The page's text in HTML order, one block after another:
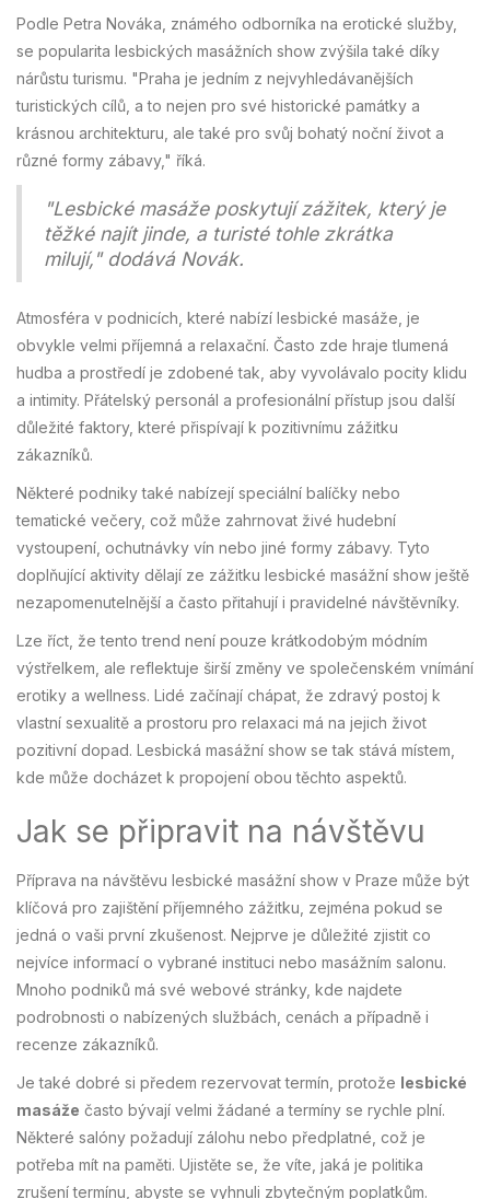
Podle Petra Nováka, známého odborníka na erotické služby,
se popularita lesbických masážních show zvýšila také díky
nárůstu turismu. "Praha je jedním z nejvyhledávanějších
turistických cílů, a to nejen pro své historické památky a
krásnou architekturu, ale také pro svůj bohatý noční život a
různé formy zábavy," říká.
"Lesbické masáže poskytují zážitek, který je
těžké najít jinde, a turisté tohle zkrátka
milují," dodává Novák.
Atmosféra v podnicích, které nabízí lesbické masáže, je
obvykle velmi příjemná a relaxační. Často zde hraje tlumená
hudba a prostředí je zdobené tak, aby vyvolávalo pocity klidu
a intimity. Přátelský personál a profesionální přístup jsou další
důležité faktory, které přispívají k pozitivnímu zážitku
zákazníků.
Některé podniky také nabízejí speciální balíčky nebo
tematické večery, což může zahrnovat živé hudební
vystoupení, ochutnávky vín nebo jiné formy zábavy. Tyto
doplňující aktivity dělají ze zážitku lesbické masážní show ještě
nezapomenutelnější a často přitahují i pravidelné návštěvníky.
Lze říct, že tento trend není pouze krátkodobým módním
výstřelkem, ale reflektuje širší změny ve společenském vnímání
erotiky a wellness. Lidé začínají chápat, že zdravý postoj k
vlastní sexualitě a prostoru pro relaxaci má na jejich život
pozitivní dopad. Lesbická masážní show se tak stává místem,
kde může docházet k propojení obou těchto aspektů.
Jak se připravit na návštěvu
Příprava na návštěvu lesbické masážní show v Praze může být
klíčová pro zajištění příjemného zážitku, zejména pokud se
jedná o vaši první zkušenost. Nejprve je důležité zjistit co
nejvíce informací o vybrané instituci nebo masážním salonu.
Mnoho podniků má své webové stránky, kde najdete
podrobnosti o nabízených službách, cenách a případně i
recenze zákazníků.
Je také dobré si předem rezervovat termín, protože lesbické
masáže často bývají velmi žádané a termíny se rychle plní.
Některé salóny požadují zálohu nebo předplatné, což je
potřeba mít na paměti. Ujistěte se, že víte, jaká je politika
zrušení termínu, abyste se vyhnuli zbytečným poplatkům.